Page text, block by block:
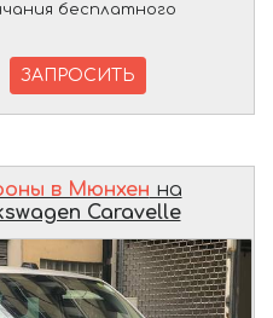
бесплатного
ЗАПРОСИТЬ
в Мюнхен на
Caravelle